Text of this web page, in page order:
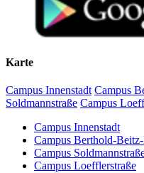
Karte
Campus Innenstadt Campus
Soldmannstraße Campus
Campus Innenstadt
Campus Berthold-
Campus
Campus Loefflerstraße